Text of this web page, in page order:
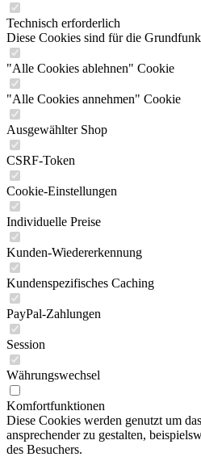
Technisch erforderlich
Diese Cookies sind für die
"Alle Cookies ablehnen" Cookie
"Alle Cookies annehmen" Cookie
Ausgewählter Shop
CSRF-Token
Cookie-Einstellungen
Individuelle Preise
Kunden-Wiedererkennung
Kundenspezifisches Caching
PayPal-Zahlungen
Session
Währungswechsel
Komfortfunktionen
Diese Cookies werden genutzt um
ansprechender zu gestalten,
des Besuchers.